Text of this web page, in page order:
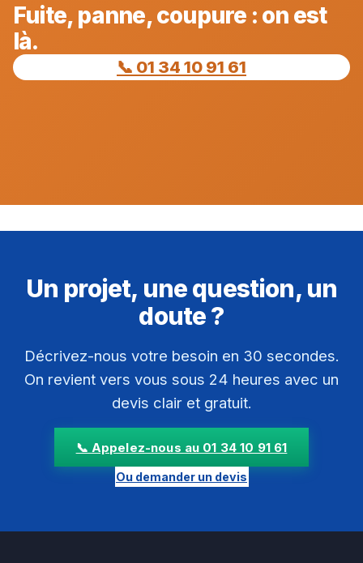
Fuite, panne, coupure : on est
là.
📞 01 34 10 91 61
Un projet, une question, un
doute ?
Décrivez-nous votre besoin en 30 secondes.
On revient vers vous sous 24 heures avec un
devis clair et gratuit.
📞 Appelez-nous au 01 34 10 91 61
Ou demander un devis